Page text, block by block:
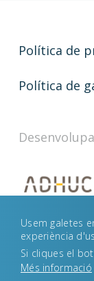
Política de
Política de
Usem galetes
experiència
Si cliques el
Més informació